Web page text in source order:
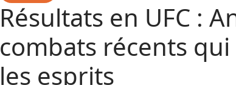
Résultats en UFC :
combats récents
les esprits